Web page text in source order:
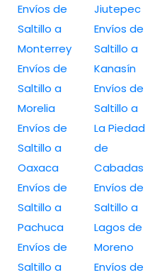
Envíos de
Saltillo a
Monterrey
Envíos de
Saltillo a
Morelia
Envíos de
Saltillo a
Oaxaca
Envíos de
Saltillo a
Pachuca
Envíos de
Saltillo a
Jiutepec
Envíos de
Saltillo a
Kanasín
Envíos de
Saltillo a
La Piedad
de
Cabadas
Envíos de
Saltillo a
Lagos de
Moreno
Envíos de